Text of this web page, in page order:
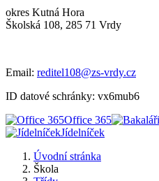
okres Kutná Hora
Školská 108, 285 71 Vrdy
Email: reditel108@zs-vrdy.cz
ID datové schránky: vx6mub6
Office 365
Jídelníček
Úvodní stránka
Škola